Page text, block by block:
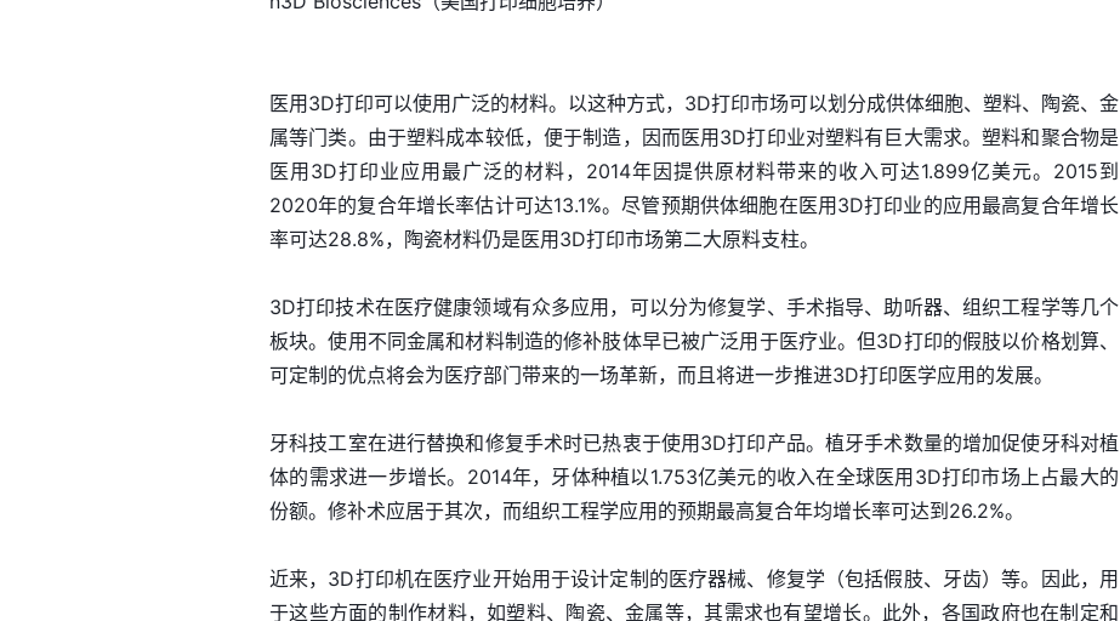
医用3D打印可以使用广泛的材料。以这种方式，3D打印市场可以划分成供体细胞、塑料、陶瓷、金
属等门类。由于塑料成本较低，便于制造，因而医用3D打印业对塑料有巨大需求。塑料和聚合物是
医用3D打印业应用最广泛的材料，2014年因提供原材料带来的收入可达1.899亿美元。2015到
2020年的复合年增长率估计可达13.1%。尽管预期供体细胞在医用3D打印业的应用最高复合年增长
率可达28.8%，陶瓷材料仍是医用3D打印市场第二大原料支柱。
3D打印技术在医疗健康领域有众多应用，可以分为修复学、手术指导、助听器、组织工程学等几个
板块。使用不同金属和材料制造的修补肢体早已被广泛用于医疗业。但3D打印的假肢以价格划算、
可定制的优点将会为医疗部门带来的一场革新，而且将进一步推进3D打印医学应用的发展。
牙科技工室在进行替换和修复手术时已热衷于使用3D打印产品。植牙手术数量的增加促使牙科对植
体的需求进一步增长。2014年，牙体种植以1.753亿美元的收入在全球医用3D打印市场上占最大的
份额。修补术应居于其次，而组织工程学应用的预期最高复合年均增长率可达到26.2%。
近来，3D打印机在医疗业开始用于设计定制的医疗器械、修复学（包括假肢、牙齿）等。因此，用
于这些方面的制作材料，如塑料、陶瓷、金属等，其需求也有望增长。此外，各国政府也在制定和